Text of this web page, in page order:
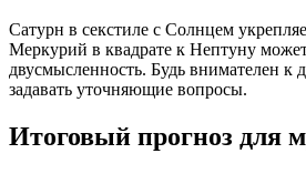
Сатурн в секстиле с Солнцем
Меркурий в квадрате к Нептуну
двусмысленность. Будь внимателен к
задавать уточняющие вопросы.
Итоговый прогноз для